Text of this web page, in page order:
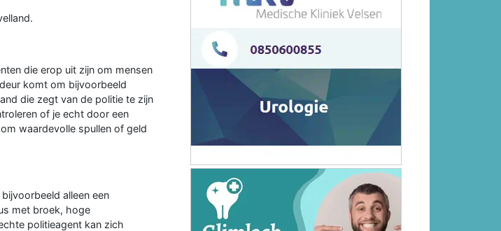
die erop uit zijn om mensen
komt om bijvoorbeeld
die zegt van de politie te zijn
of je echt door een
waardevolle spullen of geld
alleen een
met broek, hoge
politieagent kan zich